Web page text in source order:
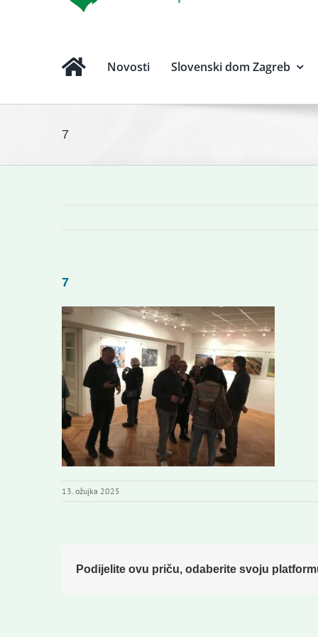
Novosti Slovenski dom Zagreb
7
7
13. ožujka 2025
Podijelite ovu priču, odaberite svoju